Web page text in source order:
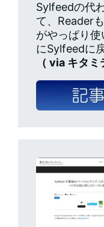
Sylfeedの代
て、Reader
がやっぱり
にSylfeedに
（ via キタミ